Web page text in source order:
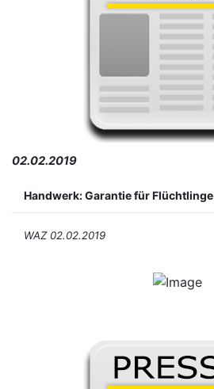
02.02.2019
Handwerk: Garantie für Flüchtlinge
WAZ 02.02.2019